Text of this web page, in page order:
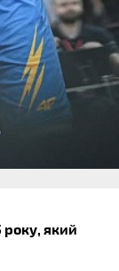
року, який